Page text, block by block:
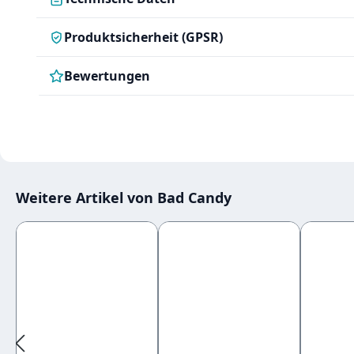
Produktsicherheit (GPSR)
Bewertungen
Weitere Artikel von Bad Candy
Produktgalerie überspringen